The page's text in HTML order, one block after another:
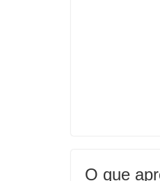
O que